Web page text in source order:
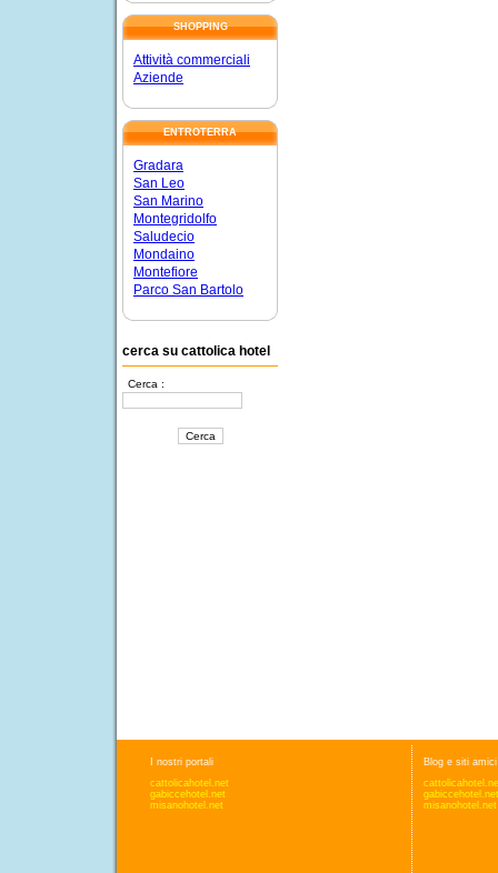
SHOPPING
Attività commerciali
Aziende
ENTROTERRA
Gradara
San Leo
San Marino
Montegridolfo
Saludecio
Mondaino
Montefiore
Parco San Bartolo
cerca su cattolica hotel
Cerca :
I nostri portali
cattolicahotel.net
gabiccehotel.net
misanohotel.net
Blog e siti amici
gabiccehotel.net
misanohotel.net